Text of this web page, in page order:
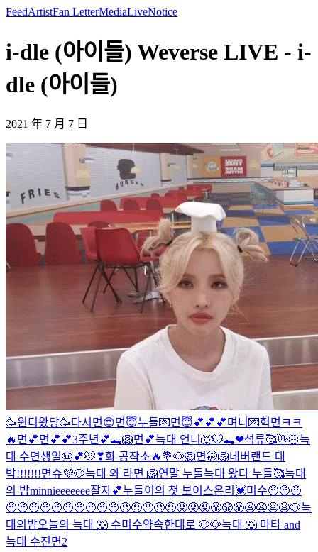
FeedArtistFan LetterMediaLiveNotice
i-dle (아이들) Weverse LIVE - i-
dle (아이들)
2021 年 7 月 7 日
🥳윈디왔당🥳다시면😍면😇누들💌면😇💕💕💕며니💌헉면ㅋㅋ
🔥 면💕면💕💕3주년💕🐊🦁면💕늑대 언니🐺🐭🐊❤석류🥰👋🏻늑
대 수면생일🎂💕🐭❣화 공작소🔥💐🐶🦁면🤭🦁네버랜드 대
박!!!!!!!면슈💜🐶늑대 와 라면 🦁연말 누들늑대 왔다 누들🥰늑대
의 밤minnieeeeeee잘자💕누들이의 첫 보이스온리💓미수🤨🤨🤨
🤨🤨🤨🤨🤨🤨🤨🤨🤨🤨😠😠😠😠😠😡😡😡😤😤😤😩😩😫😫🐶늑
대의밤오늘의 늑대 🐺 수미수약속한대로 🐶🐶늑대 🐺 마타 and
늑대 수진면2